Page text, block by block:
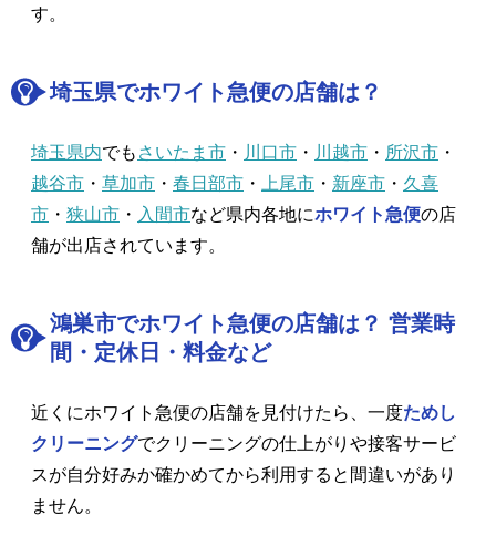
す。
埼玉県でホワイト急便の店舗は？
埼玉県内でも さいたま市 ・ 川口市 ・ 川越市 ・ 所沢市 ・
越谷市 ・ 草加市 ・ 春日部市 ・ 上尾市 ・ 新座市 ・ 久喜
市 ・ 狭山市 ・ 入間市など県内各地にホワイト急便の店
舗が出店されています。
鴻巣市でホワイト急便の店舗は？ 営業時
間・定休日・料金など
近くにホワイト急便の店舗を見付けたら、一度ためし
クリーニングでクリーニングの仕上がりや接客サービ
スが自分好みか確かめてから利用すると間違いがあり
ません。